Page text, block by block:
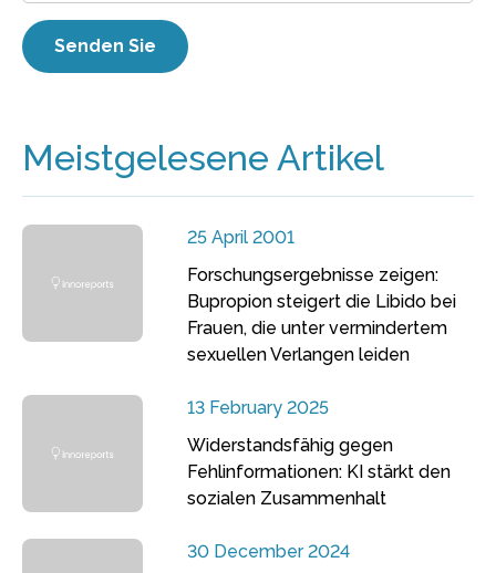
Meistgelesene Artikel
25 April 2001
Forschungsergebnisse zeigen:
Bupropion steigert die Libido bei
Frauen, die unter vermindertem
sexuellen Verlangen leiden
13 February 2025
Widerstandsfähig gegen
Fehlinformationen: KI stärkt den
sozialen Zusammenhalt
30 December 2024